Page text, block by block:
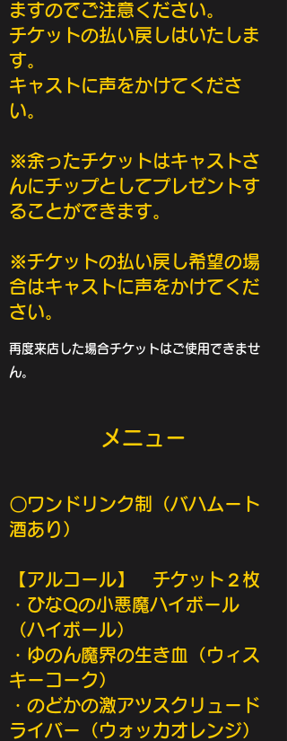
ますのでご注意ください。
チケットの払い戻しはいたしま
す。
​キャストに声をかけてくださ
い。
​※余ったチケットはキャストさ
んにチップとしてプレゼントす
ることができます。
​​※チケットの払い戻し希望の場
合はキャストに声をかけてくだ
さい。
再度来店した場合チケットはご使用できませ
ん。
メニュー
​​〇ワンドリンク制（バハムート
酒あり）
【アルコール】 チケット２枚
・ひなQの小悪魔ハイボール
（ハイボール）
・ゆのん魔界の生き血 （ウィス
キーコーク）
・のどかの激アツスクリュード
ライバー （ウォッカオレンジ）